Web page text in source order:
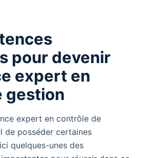
pour devenir
expert en
gestion
expert en contrôle de
de posséder certaines
quelques-unes des